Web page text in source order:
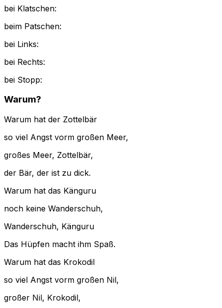
bei Klatschen:
beim Patschen:
bei Links:
bei Rechts:
bei Stopp:
Warum?
Warum hat der Zottelbär
so viel Angst vorm großen Meer,
großes Meer, Zottelbär,
der Bär, der ist zu dick.
Warum hat das Känguru
noch keine Wanderschuh,
Wanderschuh, Känguru
Das Hüpfen macht ihm Spaß.
Warum hat das Krokodil
so viel Angst vorm großen Nil,
großer Nil, Krokodil,